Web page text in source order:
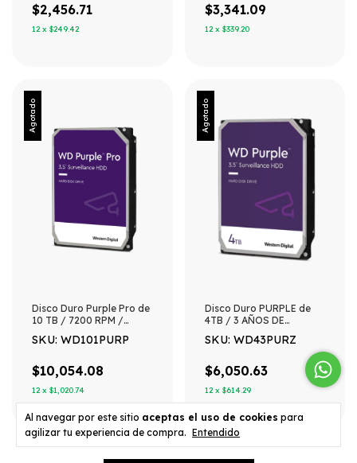
Al navegar por este sitio aceptas el uso de cookies para
agilizar tu experiencia de compra. Entendido
$2,456.71
12 x $249.42
$3,341.09
12 x $339.20
Agotado
Disco Duro Purple Pro de
10 TB / 7200 RPM /
Soluciones de
Analiticos (Meta Data) /
Uso 24-7 / 5 Años de
Garantia
SKU: WD101PURP
$10,054.08
12 x $1,020.74
Agotado
Disco Duro PURPLE de
4TB / 3 AÑOS DE
Videovigilancia
SKU: WD43PURZ
$6,050.63
12 x $614.29